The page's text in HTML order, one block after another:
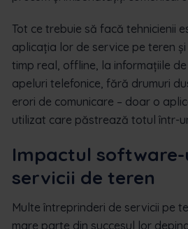
Tot ce trebuie să facă tehnicienii
aplicația lor de service pe teren
timp real, offline, la informațiile
apeluri telefonice, fără drumuri
erori de comunicare – doar o
utilizat care păstrează totul într-
Impactul
servicii de teren
Multe întreprinderi de servicii pe
mare parte din succesul lor